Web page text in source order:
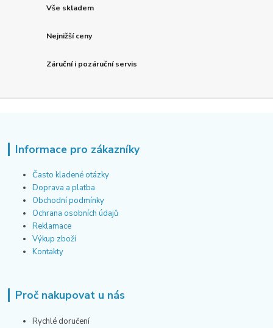
Vše skladem
Nejnižší ceny
Záruční i pozáruční servis
Informace pro zákazníky
Často kladené otázky
Doprava a platba
Obchodní podmínky
Ochrana osobních údajů
Reklamace
Výkup zboží
Kontakty
Proč nakupovat u nás
Rychlé doručení